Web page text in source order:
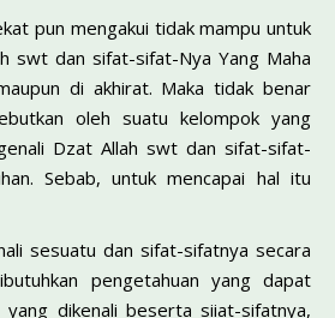
pun mengakui tidak mampu untuk
swt dan sifat-sifat-Nya Yang Maha
di akhirat. Maka tidak benar
oleh suatu kelompok yang
Dzat Allah swt dan sifat-sifat-
Sebab, untuk mencapai hal itu
sesuatu dan sifat-sifatnya secara
pengetahuan yang dapat
yang dikenali beserta siiat-sifatnya,